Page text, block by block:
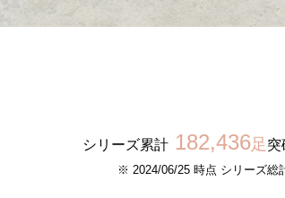
シリーズ累計 182,436足 突
※ 2024/06/25 時点 シリーズ総